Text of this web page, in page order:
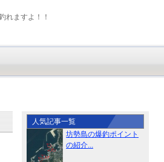
人気記事一覧
坊勢島の爆釣ポイント
の紹介...
れますよ！！